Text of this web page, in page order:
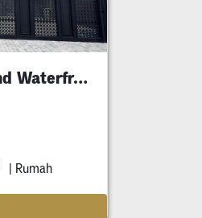
Rumah Gress Citraland Waterfront
| Rumah